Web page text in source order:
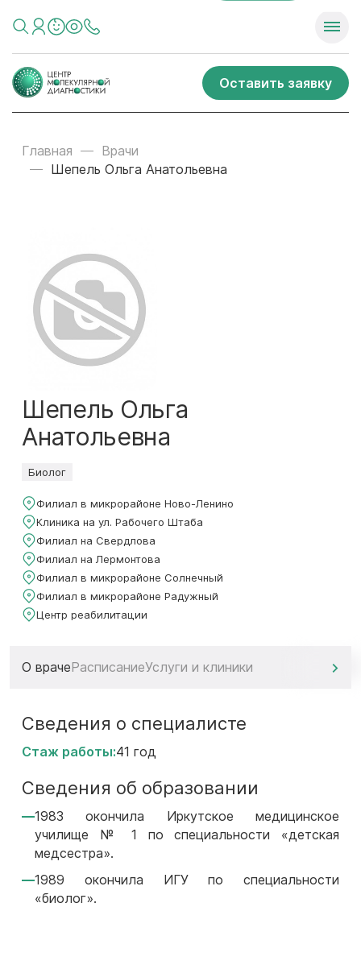
Оставить заявку
Главная
Врачи
Шепель Ольга Анатольевна
Шепель Ольга
Анатольевна
Биолог
Филиал в микрорайоне Ново-Ленино
Клиника на ул. Рабочего Штаба
Филиал на Свердлова
Филиал на Лермонтова
Филиал в микрорайоне Солнечный
Филиал в микрорайоне Радужный
Центр реабилитации
О врачеРасписаниеУслуги и клиники
Сведения о специалисте
Стаж работы:41 год
Сведения об образовании
1983 окончила Иркутское медицинское
училище № 1 по специальности «детская
медсестра».
1989 окончила ИГУ по специальности
«биолог».